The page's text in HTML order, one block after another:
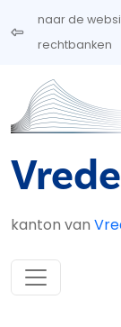
Overslaan en
naar de
rechtbanken
kanton van